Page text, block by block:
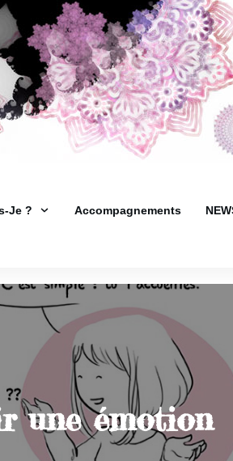
Je ? Accompagnements
une émotion